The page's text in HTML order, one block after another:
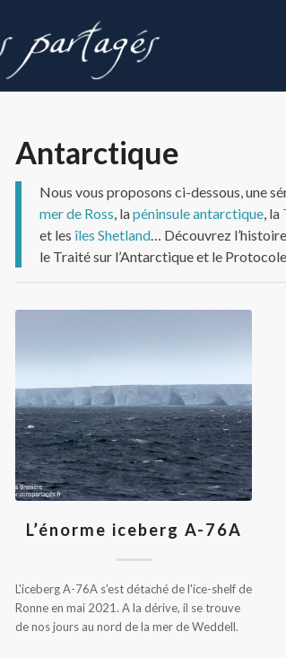
Antarctique
Nous vous proposons ci-dessous, une
mer de Ross, lapéninsule antarctique, la
et les îles Shetland… Découvrez
le Traité sur l’Antarctique et le
L’énorme iceberg A-76A
L'iceberg A-76A s'est détaché de l'ice-shelf de
Ronne en mai 2021. A la dérive, il se trouve
de nos jours au nord de la mer de Weddell.